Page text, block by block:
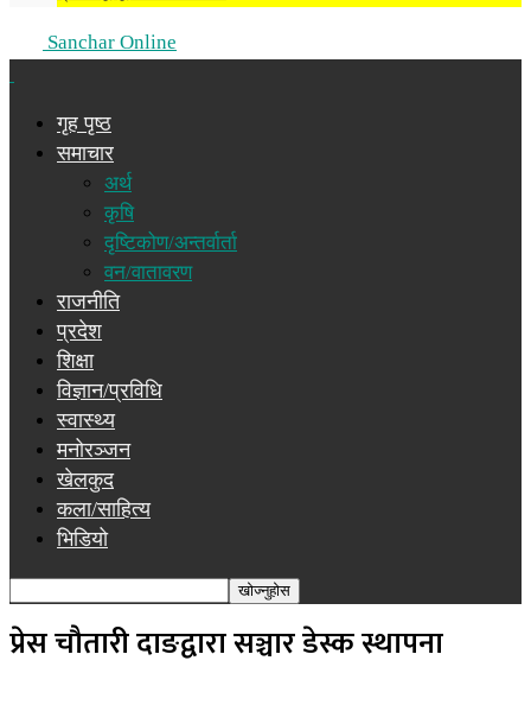
Sanchar Online
गृह पृष्ठ
समाचार
अर्थ
कृषि
दृष्टिकोण/अन्तर्वार्ता
वन/वातावरण
राजनीति
प्रदेश
शिक्षा
विज्ञान/प्रविधि
स्वास्थ्य
मनोरञ्जन
खेलकुद
कला/साहित्य
भिडियो
प्रेस चौतारी दाङद्वारा सञ्चार डेस्क स्थापना